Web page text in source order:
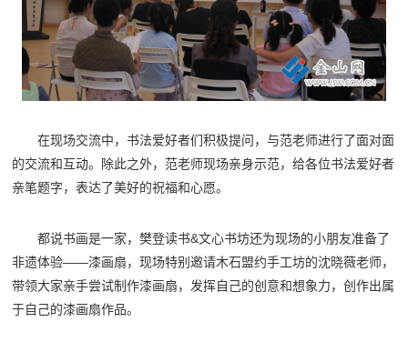
在现场交流中，书法爱好者们积极提问，与范老师进行了面对面
的交流和互动。除此之外，范老师现场亲身示范，给各位书法爱好者
亲笔题字，表达了美好的祝福和心愿。
都说书画是一家，樊登读书&文心书坊还为现场的小朋友准备了
非遗体验——漆画扇，现场特别邀请木石盟约手工坊的沈晓薇老师，
带领大家亲手尝试制作漆画扇，发挥自己的创意和想象力，创作出属
于自己的漆画扇作品。